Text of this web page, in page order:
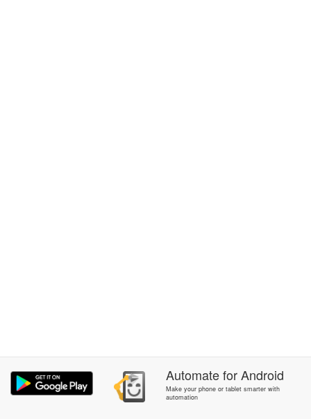
AutomateforAndroid
Make your phone or tablet smarter with
automation